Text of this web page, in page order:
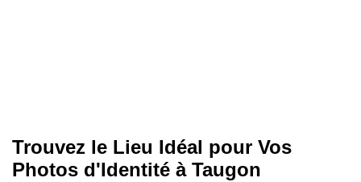
Trouvez le Lieu Idéal pour Vos
Photos d'Identité à Taugon